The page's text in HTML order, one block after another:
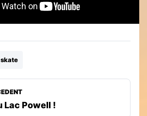
skate
Lac Powell !